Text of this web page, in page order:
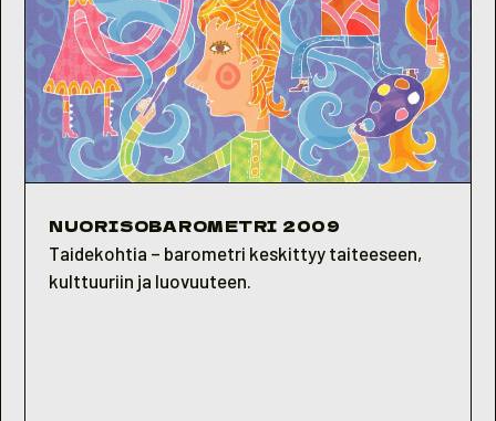
NUORISOBAROMETRI 2009
Taidekohtia – barometri keskittyy taiteeseen,
kulttuuriin ja luovuuteen.